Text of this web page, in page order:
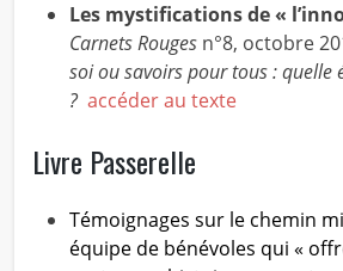
Les mystifications de «
Carnets Rouges n°8, octobre
soi ou savoirs pour tous : quelle
? accéder au texte
Livre Passerelle
Témoignages sur le chemin
équipe de bénévoles qui «